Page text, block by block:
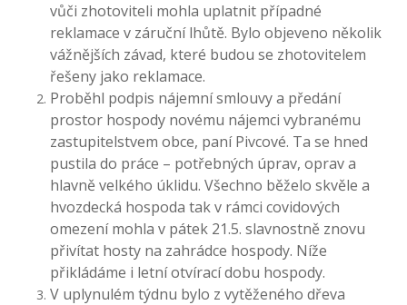
vůči zhotoviteli mohla uplatnit případné
reklamace v záruční lhůtě. Bylo objeveno několik
vážnějších závad, které budou se zhotovitelem
řešeny jako reklamace.
Proběhl podpis nájemní smlouvy a předání
prostor hospody novému nájemci vybranému
zastupitelstvem obce, paní Pivcové. Ta se hned
pustila do práce – potřebných úprav, oprav a
hlavně velkého úklidu. Všechno běželo skvěle a
hvozdecká hospoda tak v rámci covidových
omezení mohla v pátek 21.5. slavnostně znovu
přivítat hosty na zahrádce hospody. Níže
přikládáme i letní otvírací dobu hospody.
V uplynulém týdnu bylo z vytěženého dřeva